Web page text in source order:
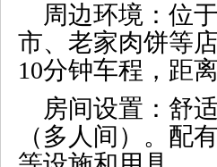
周边环境：位
市、老家肉饼等
10分钟车程，距
房间设置：舒
（多人间）。配